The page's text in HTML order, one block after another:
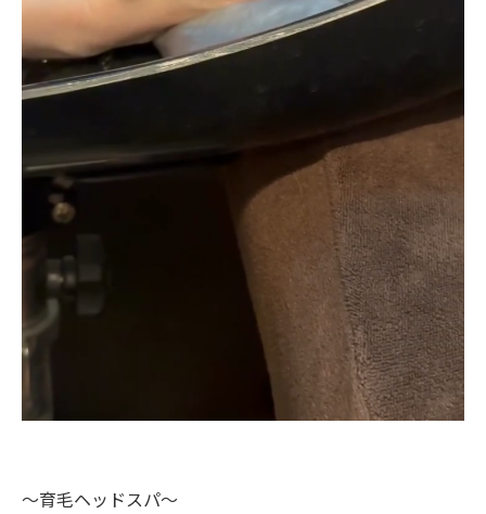
〜育毛ヘッドスパ〜